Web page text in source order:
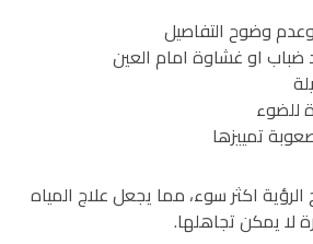
وضوح التفاصيل
او غشاوة امام العين
للضوء
تمييزها
اكثر سوء، مما يجعل علاج المياه
لا يمكن تجاهلها.